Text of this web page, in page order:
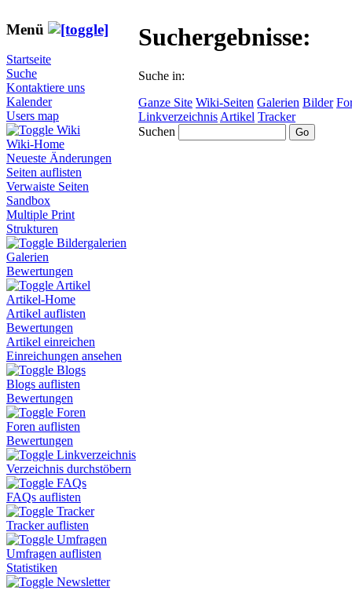
Menü
Startseite
Suche
Kontaktiere uns
Kalender
Users map
Wiki
Wiki-Home
Neueste Änderungen
Seiten auflisten
Verwaiste Seiten
Sandbox
Multiple Print
Strukturen
Bildergalerien
Galerien
Bewertungen
Artikel
Artikel-Home
Artikel auflisten
Bewertungen
Artikel einreichen
Einreichungen ansehen
Blogs
Blogs auflisten
Bewertungen
Foren
Foren auflisten
Bewertungen
Linkverzeichnis
Verzeichnis durchstöbern
FAQs
FAQs auflisten
Tracker
Tracker auflisten
Umfragen
Umfragen auflisten
Statistiken
Newsletter
Suchergebnisse:
Suche in:
Ganze Site Wiki-Seiten Galerien Bilder
Linkverzeichnis Artikel Tracker
Suchen